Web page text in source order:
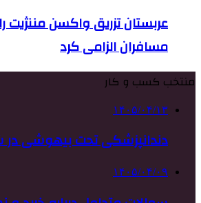
عربستان تزریق واکسن مننژیت
مسافران الزامی کرد
منتخب کسب و کار
۱۴۰۵/۰۴/۱۳
دندانپزشکی تحت بیهوشی در
۱۴۰۵/۰۴/۰۹